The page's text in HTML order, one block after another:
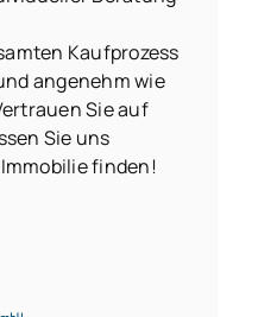
Kaufprozess
angenehm wie
Sie auf
Sie uns
finden!